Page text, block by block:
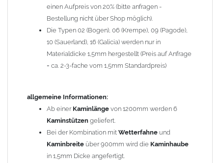
angefertigt - keine Rücknahme möglich!
Zum Bild vergößern, bitte auf das Bild klicken!
einen Aufpreis von 20% (bitte anfragen -
Bestellung nicht über Shop möglich).
Die Typen 02 (Bogen), 06 (Krempe), 09 (Pagode),
10 (Sauerland), 16 (Galicia) werden nur in
Materialdicke 1,5mm hergestellt (Preis auf Anfrage
= ca. 2-3-fache vom 1,5mm Standardpreis)
allgemeine Informationen:
Ab einer Kaminlänge von 1200mm werden 6
Kaminstützen geliefert.
Bei der Kombination mit Wetterfahne und
Kaminbreite über 900mm wird die Kaminhaube
in 1,5mm Dicke angefertigt.